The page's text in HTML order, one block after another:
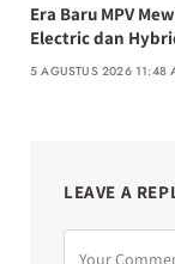
Era Baru MPV
Electric dan
5 AGUSTUS 2026 11:48
LEAVE A